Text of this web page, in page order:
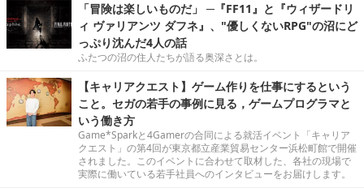
「冒険は楽しいものだ」 ─『FF11』と『ウィザードリ
ィ ヴァリアンツ ダフネ』、"優しくないRPG"の沼にど
っぷり沈んだ4人の話
ふたつの沼の住人たちが語る奥深さとは。
【キャリアクエスト】ゲーム作りを仕事にするという
こと。セガの若手の事例に見る，ゲームプログラマと
いう働き方
Game*Sparkと4Gamerの合同による就活イベント「キャリア
クエスト」の第4回が東京都立産業貿易センター浜松町館で開催
されました。このイベントに合わせて取材した、各社の現場で
実際に働いている若手社員へのインタビューをお届けします。